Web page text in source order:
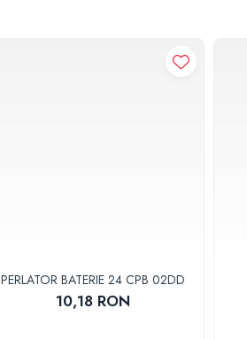
PERLATOR BATERIE 24 CPB 02DD
10,18 RON